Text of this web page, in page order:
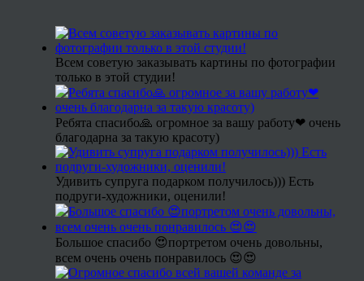
Всем советую заказывать картины по фотографии
только в этой студии!
Ребята спасибо🙏 огромное за вашу работу❤ очень
благодарна за такую красоту)
Удивить супруга подарком получилось))) Есть
подруги-художники, оценили!
Большое спасибо 😍портретом очень довольны,
всем очень очень понравилось 😍😍